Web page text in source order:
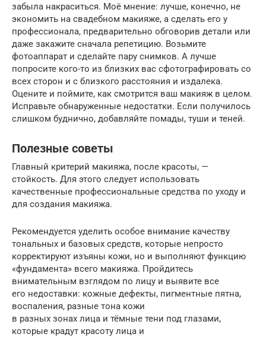
забыла накраситься. Моё мнение: лучше, конечно, не
экономить на свадебном макияже, а сделать его у
профессионала, предварительно обговорив детали или
даже закажите сначала репетицию. Возьмите
фотоаппарат и сделайте пару снимков. А лучше
попросите кого-то из близких вас сфотографировать со
всех сторон и с близкого расстояния и издалека.
Оцените и поймите, как смотрится ваш макияж в целом.
Исправьте обнаруженные недостатки. Если получилось
слишком буднично, добавляйте помады, туши и теней.
Полезные советы
Главный критерий макияжа, после красоты, —
стойкость. Для этого следует использовать
качественные профессиональные средства по уходу и
для создания макияжа.
Рекомендуется уделить особое внимание качеству
тональных и базовых средств, которые непросто
корректируют изъяны кожи, но и выполняют функцию
«фундамента» всего макияжа. Пройдитесь
внимательным взглядом по лицу и выявите все
его недоставки: кожные дефекты, пигментные пятна,
воспаления, разные тона кожи
в разных зонах лица и тёмные тени под глазами,
которые крадут красоту лица и